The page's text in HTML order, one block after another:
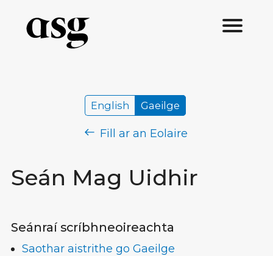
Seán Mag Uidhir
English Gaeilge
Fill ar an Eolaire
Seánraí scríbhneoireachta
Saothar aistrithe go Gaeilge